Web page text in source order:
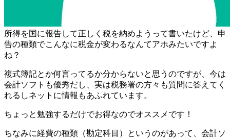
所得を国に報告して正しく税を納めようって書いたけど、申
告の種類でこんなに税金が変わるなんてアホみたいですよ
ね？
複式簿記とか何言ってるか分からないと思うのですが、今は
会計ソフトも優秀だし、実は税務署の方々も質問に答えてく
れるしネットに情報もあふれています。
ちょっと勉強するだけでお得なのでオススメです！
ちなみに経費の種類（勘定科目）というのがあって、会計ソ